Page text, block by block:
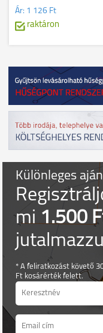
Ár: 1 126 Ft
raktáron
Különleges
mi1.500
* A feliratkozást követő
Ft kosárérték felett.